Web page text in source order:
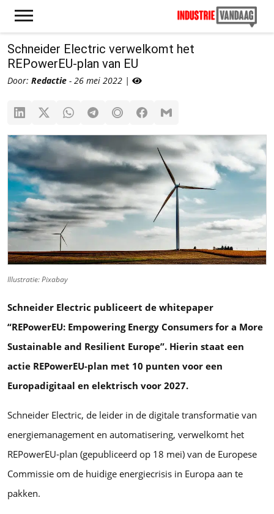
Schneider Electric verwelkomt het
REPowerEU-plan van EU
Door: Redactie - 26 mei 2022 |
Illustratie: Pixabay
Schneider Electric publiceert de whitepaper
“REPowerEU: Empowering Energy Consumers for a More
Sustainable and Resilient Europe”. Hierin staat een
actie REPowerEU-plan met 10 punten voor een
Europadigitaal en elektrisch voor 2027.
Schneider Electric, de leider in de digitale transformatie van
energiemanagement en automatisering, verwelkomt het
REPowerEU-plan (gepubliceerd op 18 mei) van de Europese
Commissie om de huidige energiecrisis in Europa aan te
pakken.